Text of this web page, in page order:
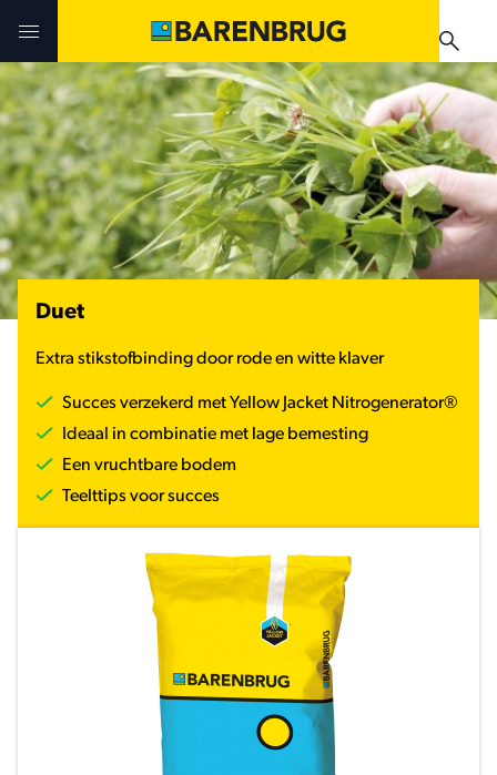
Duet
Extra stikstofbinding door rode en witte klaver
Succes verzekerd met Yellow Jacket Nitrogenerator®
Ideaal in combinatie met lage bemesting
Een vruchtbare bodem
Teelttips voor succes
Uitdagingen en oplossingen
Technologieën
Producten
Praktijkervaringen
Teelthandleidingen
Nieuws & Events
Uitdagingen en oplossingen
Technologieën
Producten
Verkooppunten
Nieuws & Events
Uitdagingen en oplossingen
Producten
Teelthandleidingen
Nieuws & Events
Verkooppunten